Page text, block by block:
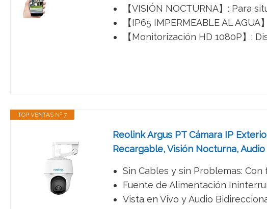
【VISIÓN NOCTURNA】: Para
【IP65 IMPERMEABLE AL
【Monitorización HD 1080P】:
TOP VENTAS Nº 7
Reolink Argus PT Cámara IP
Recargable, Visión Nocturna,
Sin Cables y sin Problemas:
Fuente de Alimentación
Vista en Vivo y Audio